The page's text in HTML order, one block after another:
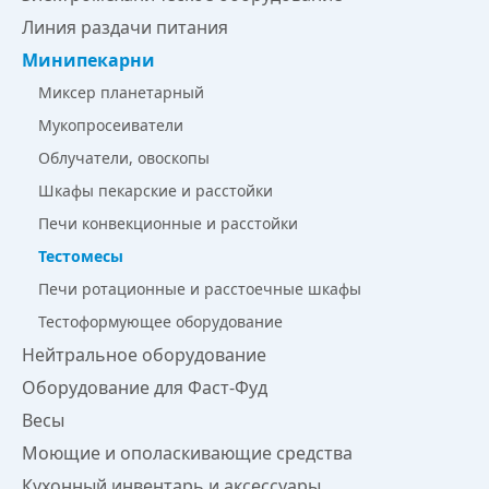
Линия раздачи питания
Минипекарни
Миксер планетарный
Мукопросеиватели
Облучатели, овоскопы
Шкафы пекарские и расстойки
Печи конвекционные и расстойки
Тестомесы
Печи ротационные и расстоечные шкафы
Тестоформующее оборудование
Нейтральное оборудование
Оборудование для Фаст-Фуд
Весы
Моющие и ополаскивающие средства